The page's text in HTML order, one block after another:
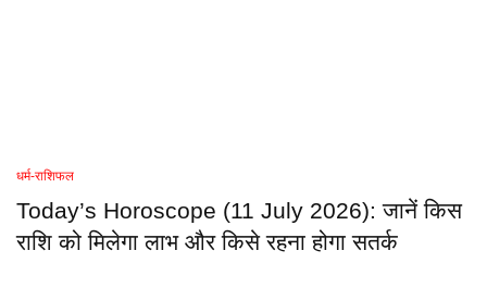
धर्म-राशिफल
Today’s Horoscope (11 July 2026): जानें किस
राशि को मिलेगा लाभ और किसे रहना होगा सतर्क